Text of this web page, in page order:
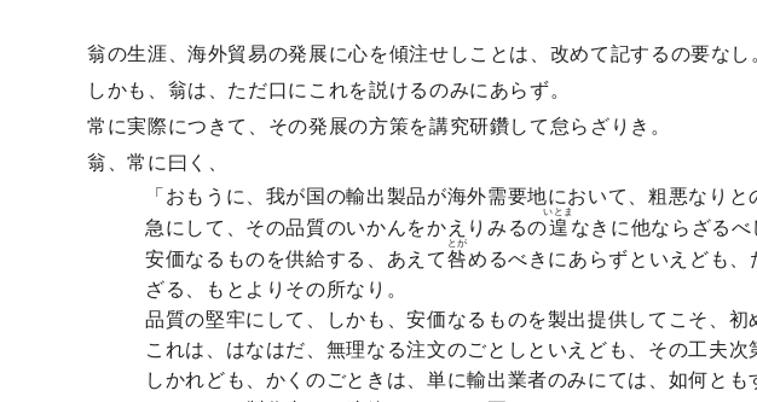
翁の生涯、海外貿易の発展に心を傾注せしことは、改めて記するの要なし
しかも、翁は、ただ口にこれを説けるのみにあらず。
常に実際につきて、その発展の方策を講究研鑽して怠らざりき。
翁、常に曰く、
「おもうに、我が国の輸出製品が海外需要地において、粗悪なり
急にして、その品質のいかんをかえりみるの遑
いとま
なきに他ならざるべ
安価なるものを供給する、あえて咎
とが
めるべきにあらずといえども
ざる、もとよりその所なり。
品質の堅牢にして、しかも、安価なるものを製出提供してこそ、
これは、はなはだ、無理なる注文のごとしといえども、その工夫次
しかれども、かくのごときは、単に輸出業者のみにては、如何とも